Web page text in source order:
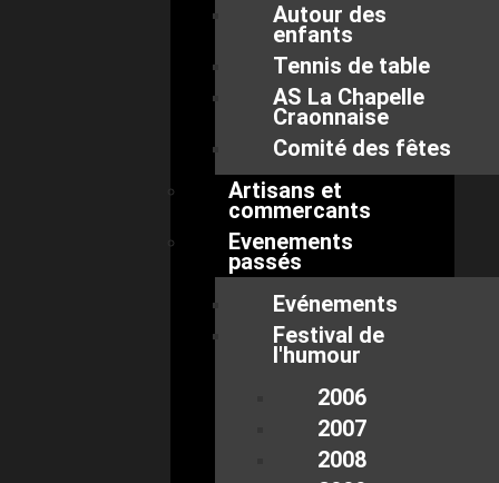
Autour des
enfants
Tennis de table
AS La Chapelle
Craonnaise
Comité des fêtes
Artisans et
commercants
Evenements
passés
Evénements
Festival de
l'humour
2006
2007
2008